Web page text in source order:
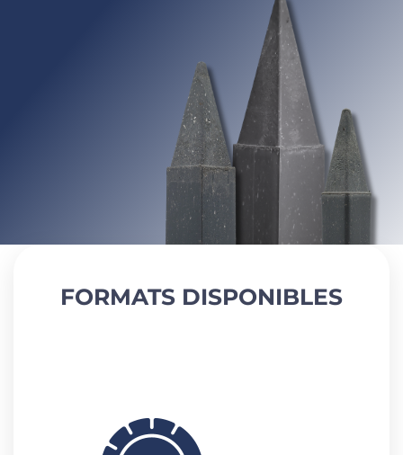
FORMATS DISPONIBLES